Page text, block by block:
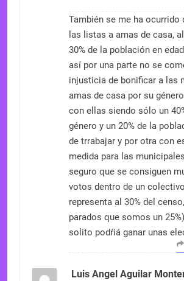
También se me ha ocurrido
las listas a amas de casa,
30% de la población en
así por una parte no se
injusticia de bonificar a las
amas de casa por su
con ellas siendo sólo un
género y un 20% de la
de trrabajar y por otra con
medida para las
seguro que se consiguen
votos dentro de un
representa al 30% del
parados que somos un
solito podŕiá ganar unas
Luis Angel Aguilar